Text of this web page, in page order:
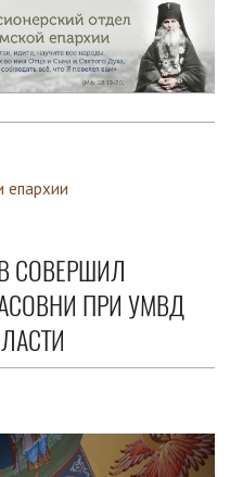
епархии
СОВЕРШИЛ
ПРИ УМВД